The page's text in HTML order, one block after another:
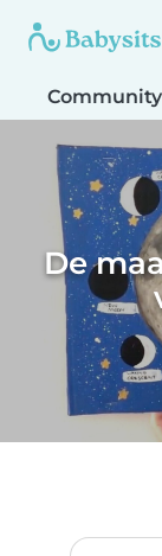
De